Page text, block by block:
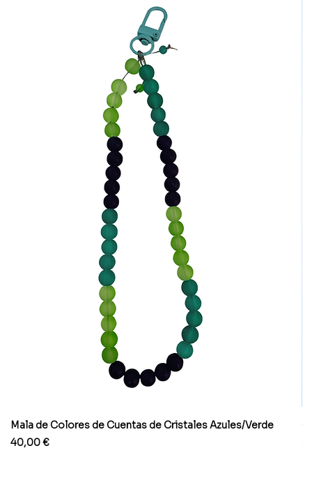
Mala de Colores de Cuentas de Cristales Azules/Verde
Precio
40,00 €